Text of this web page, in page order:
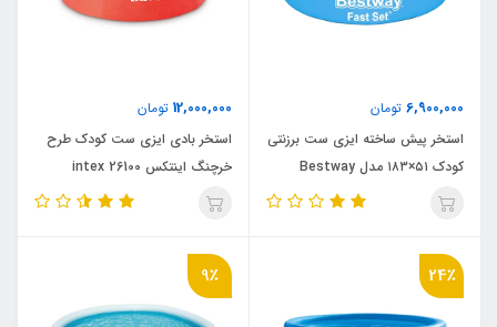
6,900,000 تومان
استخر پیش ساخته ایزی ست برزنتی
کودک ۵۱×۱۸۳ مدل Bestway
57392
12,000,000 تومان
استخر بادی ایزی ست کودک طرح
خرچنگ اینتکس intex 26100
24٪ 9٪